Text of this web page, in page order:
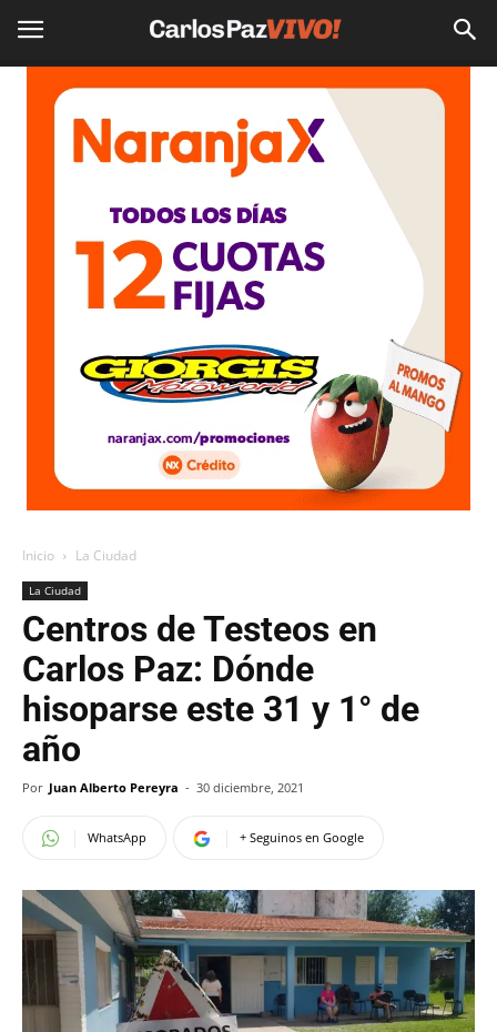
Inicio La Ciudad
La Ciudad
Centros de Testeos en
Carlos Paz: Dónde
hisoparse este 31 y 1° de
año
Por Juan Alberto Pereyra - 30 diciembre, 2021
WhatsApp + Seguinos en Google